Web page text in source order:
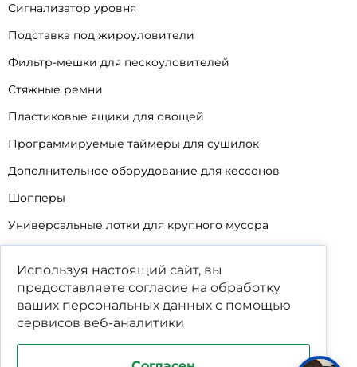
Сигнализатор уровня
Подставка под жироуловители
Фильтр-мешки для пескоуловителей
Стяжные ремни
Пластиковые ящики для овощей
Программируемые таймеры для сушилок
Дополнительное оборудование для кессонов
Шопперы
Универсальные лотки для крупного мусора
Уцененные товары
Используя настоящий сайт, вы
предоставляете согласие на обработку
ваших персональных данных с помощью
сервисов веб-аналитики